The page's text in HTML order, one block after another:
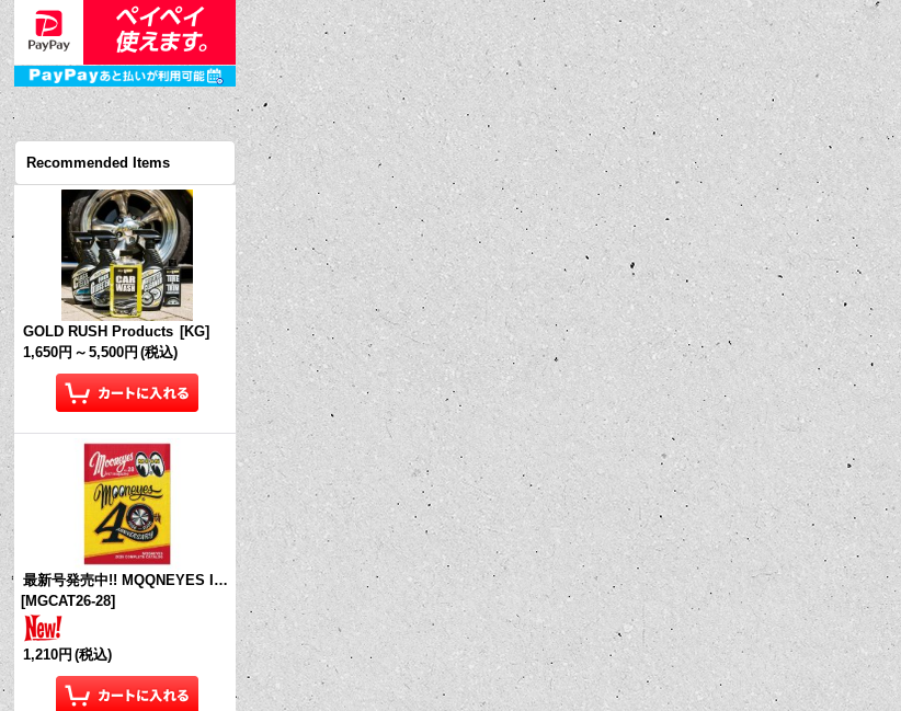
Recommended Items
GOLD RUSH Products [KG]
1,650円 ～ 5,500円 (税込)
最新号発売中!! MQQNEYES International Magazine No.28 2026
[MGCAT26-28]
1,210円 (税込)